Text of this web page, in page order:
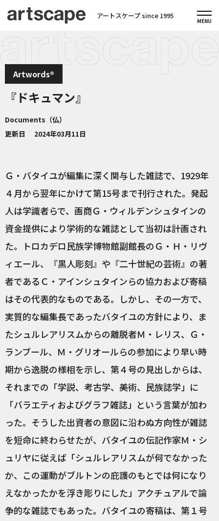
アートスケープ since 1995
Artwords®
『ドキュマン』
Documents（仏）
更新日
2024年03月11日
Ｇ・バタイユが編集に深く関与した雑誌で、1929年
４月から翌年にかけて第15号まで刊行された。発起
人は学識者らで、画商Ｇ・ウィルデンシュタインの
資金提供により学術的な雑誌として当初は計画され
た。トロカデロ民族学博物館副館長のＧ・Ｈ・リヴ
ィエール、『黒人彫刻』や『二十世紀の芸術』の著
者であるＣ・アインシュタインらの協力および寄稿
はその代表的なものである。しかし、その一方で、
実質的な編集長であったバタイユの方針により、ま
たシュルレアリスムからの離脱者Ｍ・レリス、Ｇ・
ランブール、Ｍ・グリオールらの参加により早い時
期から逸脱の様相を示し、第４号の見出しからは、
それまでの「学説、考古学、美術、民族誌学」に
「バラエティおよびグラフ雑誌」という言葉が加わ
った。そうした出資者の意図に沿わぬ方向性が雑誌
を短命に終わらせたが、バタイユの伝記作家Ｍ・シ
ュリヤに従えば「シュルレアリスムが何でなかった
か、この運動がブルトンの庇護のもとでは何になり
えなかったかを浮き彫りにした」アクチュアルで論
争的な雑誌でもあった。バタイユの寄稿は、第１号